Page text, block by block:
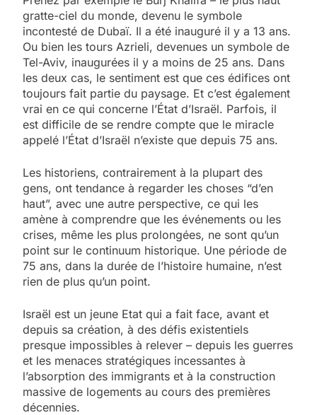
gratte-ciel du monde, devenu le symbole
incontesté de Dubaï. Il a été inauguré il y a 13 ans.
Ou bien les tours Azrieli, devenues un symbole de
Tel-Aviv, inaugurées il y a moins de 25 ans. Dans
les deux cas, le sentiment est que ces édifices ont
toujours fait partie du paysage. Et c’est également
vrai en ce qui concerne l’État d’Israël. Parfois, il
est difficile de se rendre compte que le miracle
appelé l’État d’Israël n’existe que depuis 75 ans.
Les historiens, contrairement à la plupart des
gens, ont tendance à regarder les choses “d’en
haut”, avec une autre perspective, ce qui les
amène à comprendre que les événements ou les
crises, même les plus prolongées, ne sont qu’un
point sur le continuum historique. Une période de
75 ans, dans la durée de l’histoire humaine, n’est
rien de plus qu’un point.
Israël est un jeune Etat qui a fait face, avant et
depuis sa création, à des défis existentiels
presque impossibles à relever – depuis les guerres
et les menaces stratégiques incessantes à
l’absorption des immigrants et à la construction
massive de logements au cours des premières
décennies.